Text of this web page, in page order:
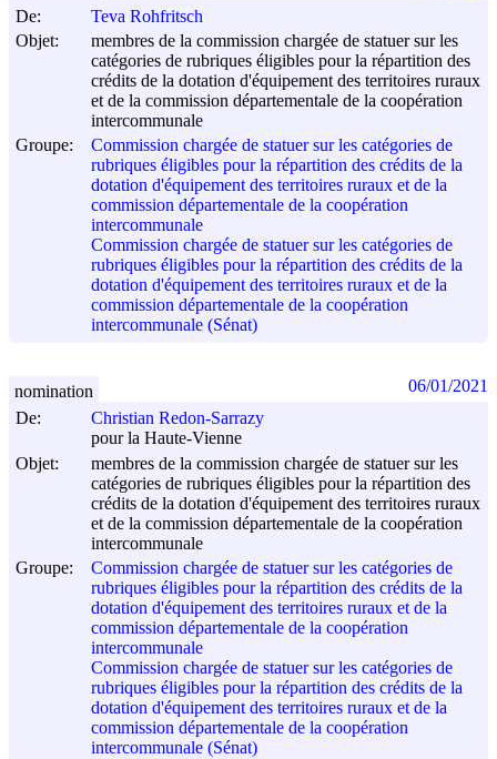
De:
Teva Rohfritsch
Objet:
membres de la commission chargée de statuer sur les
catégories de rubriques éligibles pour la répartition des
crédits de la dotation d'équipement des territoires ruraux
et de la commission départementale de la coopération
intercommunale
Groupe:
Commission chargée de statuer sur les catégories de
rubriques éligibles pour la répartition des crédits de la
dotation d'équipement des territoires ruraux et de la
commission départementale de la coopération
intercommunale
Commission chargée de statuer sur les catégories de
rubriques éligibles pour la répartition des crédits de la
dotation d'équipement des territoires ruraux et de la
commission départementale de la coopération
intercommunale (Sénat)
De:
Christian Redon-Sarrazy
pour la Haute-Vienne
Objet:
membres de la commission chargée de statuer sur les
catégories de rubriques éligibles pour la répartition des
crédits de la dotation d'équipement des territoires ruraux
et de la commission départementale de la coopération
intercommunale
Groupe:
Commission chargée de statuer sur les catégories de
rubriques éligibles pour la répartition des crédits de la
dotation d'équipement des territoires ruraux et de la
commission départementale de la coopération
intercommunale
Commission chargée de statuer sur les catégories de
rubriques éligibles pour la répartition des crédits de la
dotation d'équipement des territoires ruraux et de la
commission départementale de la coopération
intercommunale (Sénat)
nomination 06/01/2021